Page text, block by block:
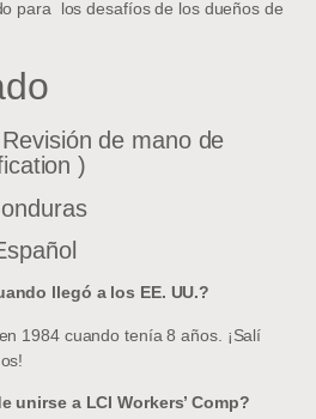
para los desafíos de los dueños de
de mano de
)
llegó a los EE. UU.?
1984 cuando tenía 8 años. ¡Salí
unirse a LCI Workers’ Comp?